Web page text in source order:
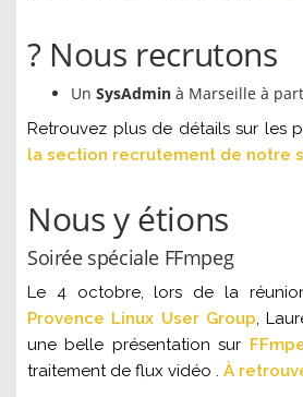
? Nous recrutons
Un SysAdmin à Marseille à
Retrouvez plus de détails sur les
la section recrutement de notre
Nous y étions
Soirée spéciale FFmpeg
Le 4 octobre, lors de la
Provence Linux User Group,
une belle présentation sur
traitement de flux vidéo . À